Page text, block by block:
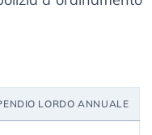
LORDO ANNUALE